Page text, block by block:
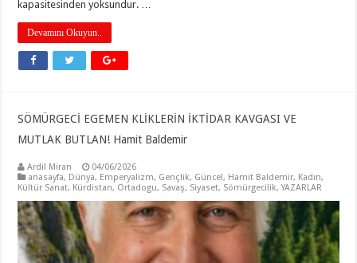
kapasitesinden yoksundur. …
Devamını Okuyun..
SÖMÜRGECİ EGEMEN KLİKLERİN İKTİDAR KAVGASI VE
MUTLAK BUTLAN! Hamit Baldemir
Ardil Miran
04/06/2026
anasayfa, Dünya, Emperyalizm, Gençlik, Güncel, Hamit Baldemir, Kadın,
Kültür Sanat, Kürdistan, Ortadogu, Savaş, Siyaset, Sömürgecilik,YAZARLAR